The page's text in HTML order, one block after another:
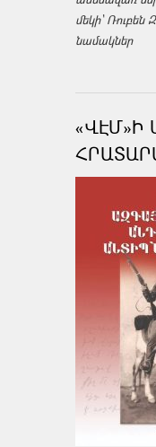
մեկի՝
նամակներ
«ՎԷՄ»Ի